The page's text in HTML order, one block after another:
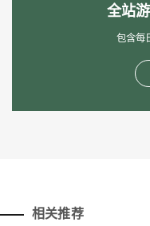
全站
包含每
相关推荐